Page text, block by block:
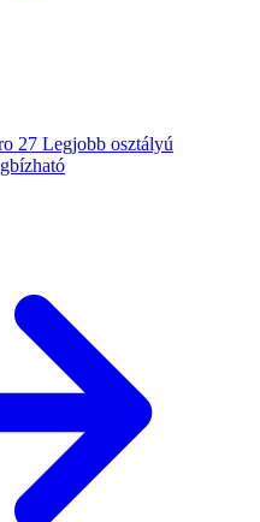
27 Legjobb osztályú